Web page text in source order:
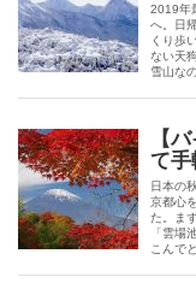
2019年
へ。日
くり歩
ない天
雪山な
【
て手
日本の
京都心
た。ま
「雲場
こんで